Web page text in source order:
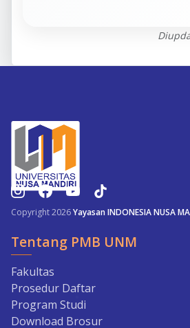
Copyright 2026Yayasan INDONESIA NUSA
Tentang PMB UNM
Fakultas
Prosedur Daftar
Program Studi
Download Brosur